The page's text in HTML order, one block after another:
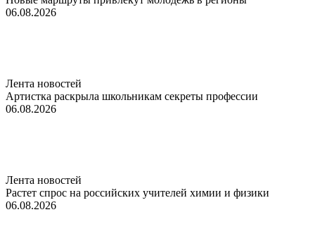
06.08.2026
Лента новостей
Артистка раскрыла школьникам секреты профессии
06.08.2026
Лента новостей
Растет спрос на российских учителей химии и физики
06.08.2026